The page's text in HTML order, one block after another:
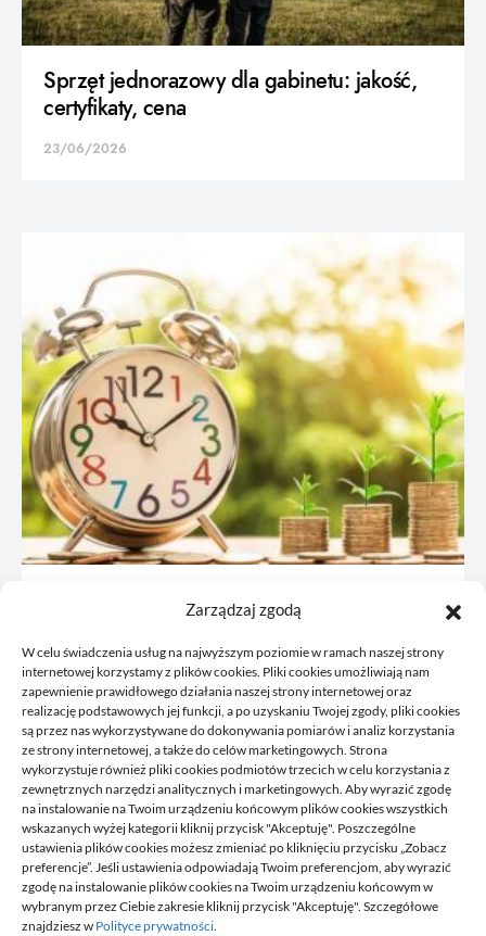
Zarządzaj zgodą
W celu świadczenia usług na najwyższym poziomie w ramach naszej strony
internetowej korzystamy z plików cookies. Pliki cookies umożliwiają nam
zapewnienie prawidłowego działania naszej strony internetowej oraz
realizację podstawowych jej funkcji, a po uzyskaniu Twojej zgody, pliki cookies
są przez nas wykorzystywane do dokonywania pomiarów i analiz korzystania
ze strony internetowej, a także do celów marketingowych. Strona
wykorzystuje również pliki cookies podmiotów trzecich w celu korzystania z
zewnętrznych narzędzi analitycznych i marketingowych. Aby wyrazić zgodę
na instalowanie na Twoim urządzeniu końcowym plików cookies wszystkich
wskazanych wyżej kategorii kliknij przycisk "Akceptuję". Poszczególne
ustawienia plików cookies możesz zmieniać po kliknięciu przycisku „Zobacz
preferencje”. Jeśli ustawienia odpowiadają Twoim preferencjom, aby wyrazić
zgodę na instalowanie plików cookies na Twoim urządzeniu końcowym w
wybranym przez Ciebie zakresie kliknij przycisk "Akceptuję". Szczegółowe
znajdziesz w Polityce prywatności.
Sprzęt jednorazowy dla gabinetu: jakość,
certyfikaty, cena
23/06/2026
JDG: co omówić z księgową przed
21/06/2026
DELPHINIUS
Delphinus to miejsce, gdzie znajdziesz newsy, które przydadzą się